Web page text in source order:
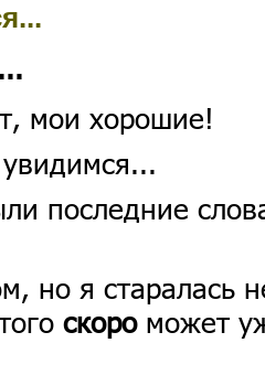
мои хорошие!
последние
но я старалась
скороможет